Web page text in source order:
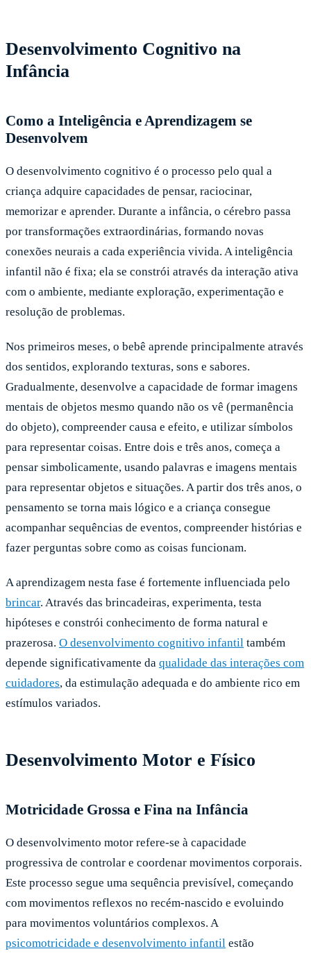
Desenvolvimento Cognitivo na
Infância
Como a Inteligência e Aprendizagem se
Desenvolvem
O desenvolvimento cognitivo é o processo pelo qual a
criança adquire capacidades de pensar, raciocinar,
memorizar e aprender. Durante a infância, o cérebro passa
por transformações extraordinárias, formando novas
conexões neurais a cada experiência vivida. A inteligência
infantil não é fixa; ela se constrói através da interação ativa
com o ambiente, mediante exploração, experimentação e
resolução de problemas.
Nos primeiros meses, o bebê aprende principalmente através
dos sentidos, explorando texturas, sons e sabores.
Gradualmente, desenvolve a capacidade de formar imagens
mentais de objetos mesmo quando não os vê (permanência
do objeto), compreender causa e efeito, e utilizar símbolos
para representar coisas. Entre dois e três anos, começa a
pensar simbolicamente, usando palavras e imagens mentais
para representar objetos e situações. A partir dos três anos, o
pensamento se torna mais lógico e a criança consegue
acompanhar sequências de eventos, compreender histórias e
fazer perguntas sobre como as coisas funcionam.
A aprendizagem nesta fase é fortemente influenciada pelo
brincar. Através das brincadeiras, experimenta, testa
hipóteses e constrói conhecimento de forma natural e
prazerosa. O desenvolvimento cognitivo infantil também
depende significativamente da qualidade das interações com
cuidadores, da estimulação adequada e do ambiente rico em
estímulos variados.
Desenvolvimento Motor e Físico
Motricidade Grossa e Fina na Infância
O desenvolvimento motor refere-se à capacidade
progressiva de controlar e coordenar movimentos corporais.
Este processo segue uma sequência previsível, começando
com movimentos reflexos no recém-nascido e evoluindo
para movimentos voluntários complexos. A
psicomotricidade e desenvolvimento infantil estão